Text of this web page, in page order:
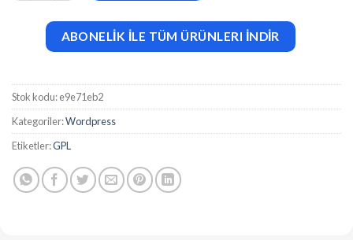
ABONELİK İLE TÜM ÜRÜNLERI İNDİR
Stok kodu:e9e71eb2
Kategoriler:Wordpress
Etiketler:GPL